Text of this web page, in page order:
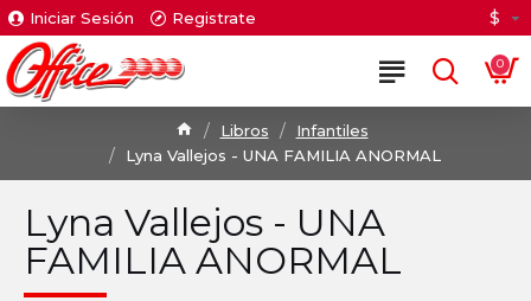
Iniciar Sesión Registrate $
0
Libros
Infantiles
Lyna Vallejos - UNA FAMILIA ANORMAL
Lyna Vallejos - UNA
FAMILIA ANORMAL